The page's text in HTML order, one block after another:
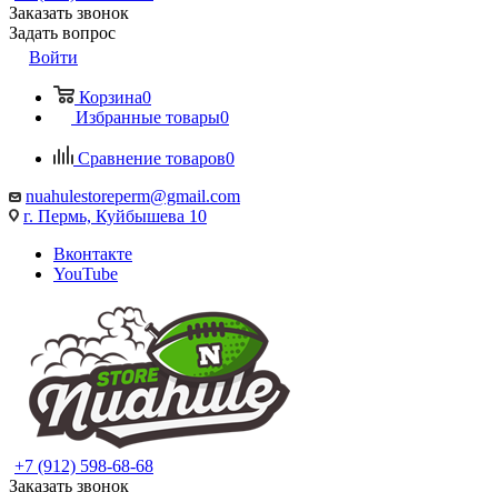
Заказать звонок
Задать вопрос
Войти
Корзина0
Избранные товары0
Сравнение товаров0
nuahulestoreperm@gmail.com
г. Пермь, Куйбышева 10
Вконтакте
YouTube
+7 (912) 598-68-68
Заказать звонок